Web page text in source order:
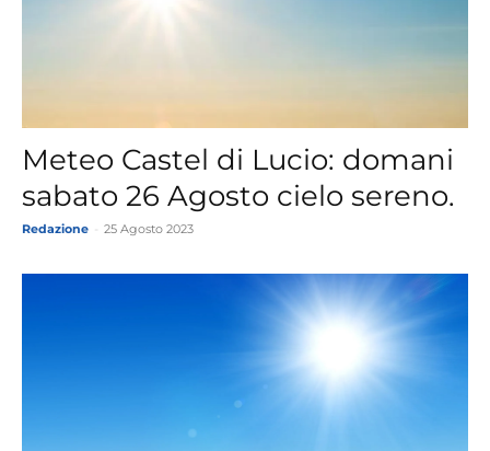
Meteo Castel di Lucio: domani
sabato 26 Agosto cielo sereno.
Redazione 25 Agosto 2023